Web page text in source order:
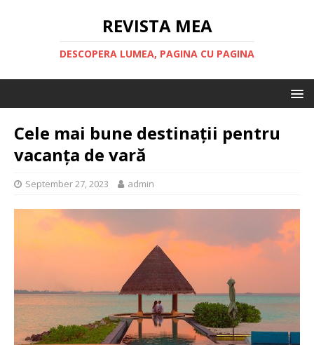
REVISTA MEA
DESCOPERA LUMEA, PAGINA CU PAGINA
Cele mai bune destinații pentru
vacanța de vară
September 27, 2023 admin